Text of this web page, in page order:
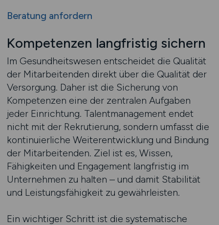
Beratung anfordern
Kompetenzen langfristig sichern
Im Gesundheitswesen entscheidet die Qualität
der Mitarbeitenden direkt über die Qualität der
Versorgung. Daher ist die Sicherung von
Kompetenzen eine der zentralen Aufgaben
jeder Einrichtung. Talentmanagement endet
nicht mit der Rekrutierung, sondern umfasst die
kontinuierliche Weiterentwicklung und Bindung
der Mitarbeitenden. Ziel ist es, Wissen,
Fähigkeiten und Engagement langfristig im
Unternehmen zu halten – und damit Stabilität
und Leistungsfähigkeit zu gewährleisten.
Ein wichtiger Schritt ist die systematische